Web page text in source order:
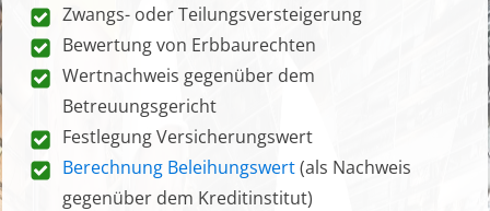
Zwangs- oder Teilungsversteigerung
Bewertung von Erbbaurechten
Wertnachweis gegenüber dem
Betreuungsgericht
Festlegung Versicherungswert
Berechnung Beleihungswert(als Nachweis
gegenüber dem Kreditinstitut)